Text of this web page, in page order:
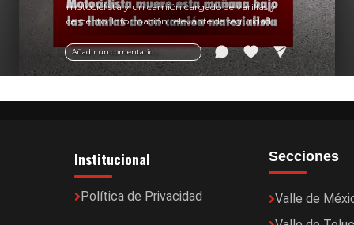
Añadir un comentario ...
motociclista y un camión cargado de varillas y
cemento. Información relevante de seguridad
vial y recomendaciones para motociclistas.
Institucional
Política de Privacidad
Secciones
Valle de